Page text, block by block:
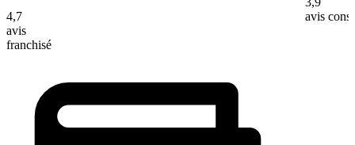
4,7
avis
franchisé
avis